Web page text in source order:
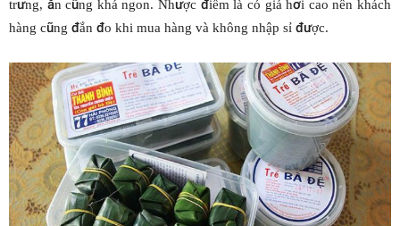
trưng, ăn cũng khá ngon. Nhược điểm là có giá hơi cao nên khách
hàng cũng đắn đo khi mua hàng và không nhập sỉ được.